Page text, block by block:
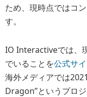
ため、現時点ではコ
す。
IO Interactiveでは、
でいることを公式サ
海外メディアでは
Dragon”というプロ